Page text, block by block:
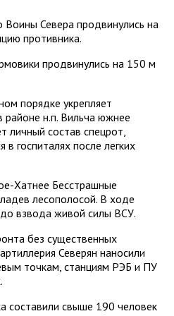
Воины Севера продвинулись на
противника.
продвинулись на 150 м
порядке укрепляет
районе н.п. Вильча южнее
личный состав спецрот,
госпиталях после легких
Хатнее Бесстрашные
лесополосой. В ходе
взвода живой силы ВСУ.
без существенных
Северян наносили
точкам, станциям РЭБ и ПУ
составили свыше 190 человек